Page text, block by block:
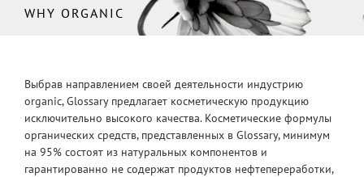
WHY ORGANIC
Выбрав направлением своей деятельности индустрию
organic, Glossary предлагает косметическую продукцию
исключительно высокого качества. Косметические формулы
органических средств, представленных в Glossary, минимум
на 95% состоят из натуральных компонентов и
гарантированно не содержат продуктов нефтепереработки,